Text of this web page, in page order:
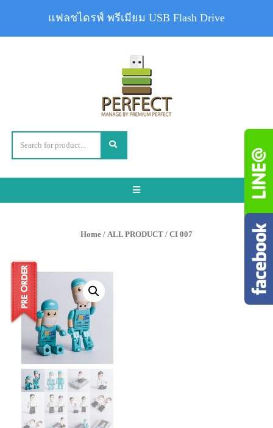
Toggle
Home / ALL PRODUCT / CI 007
แฟลชไดรฟ์ พรีเมียม USB Flash Drive